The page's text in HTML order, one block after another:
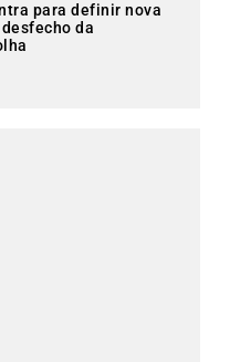
para definir nova
da